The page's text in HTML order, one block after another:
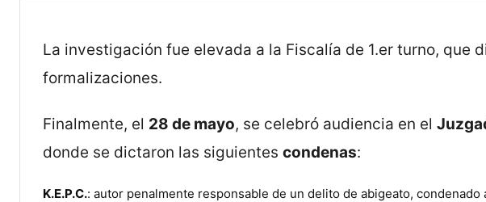
La investigación fue elevada a la Fiscalía de 1.er turno, que
formalizaciones.
Finalmente, el 28 de mayo, se celebró audiencia en el
donde se dictaron las siguientes condenas:
K.E.P.C.: autor penalmente responsable de un delito de abigeato, condenado